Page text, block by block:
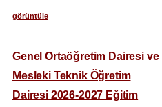
görüntüle
Genel Ortaöğretim Dairesi ve
Mesleki Teknik Öğretim
Dairesi 2026-2027 Eğitim